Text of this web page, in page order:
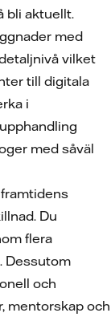
bli aktuellt.
med
vilket
till digitala
i
med såväl
Du
flera
Dessutom
och
mentorskap och